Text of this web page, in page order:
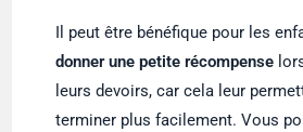
Il peut être bénéfique pour les
donner une petite récompense
leurs devoirs, car cela leur
terminer plus facilement. Vous